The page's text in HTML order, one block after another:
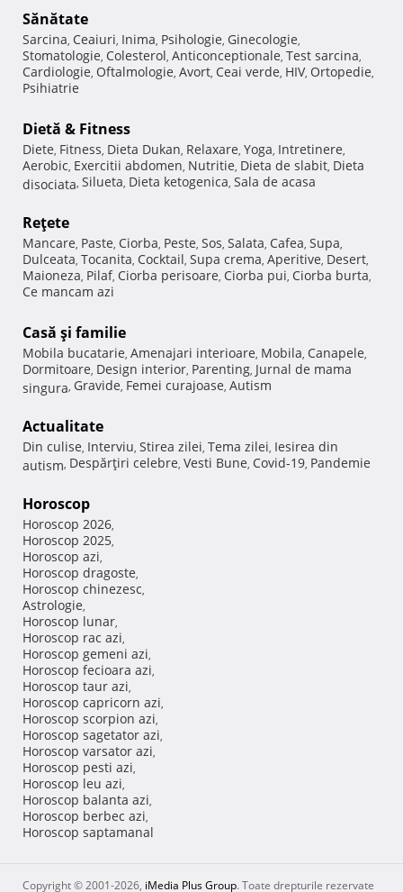
Sănătate
Sarcina, Ceaiuri, Inima, Psihologie, Ginecologie,
Stomatologie, Colesterol, Anticonceptionale, Test sarcina,
Cardiologie, Oftalmologie, Avort, Ceai verde, HIV, Ortopedie,
Psihiatrie
Dietă & Fitness
Diete, Fitness, Dieta Dukan, Relaxare, Yoga, Intretinere,
Aerobic, Exercitii abdomen, Nutritie, Dieta de slabit, Dieta
disociata, Silueta, Dieta ketogenica, Sala de acasa
Reţete
Mancare, Paste, Ciorba, Peste, Sos, Salata, Cafea, Supa,
Dulceata, Tocanita, Cocktail, Supa crema, Aperitive, Desert,
Maioneza, Pilaf, Ciorba perisoare, Ciorba pui, Ciorba burta,
Ce mancam azi
Casă şi familie
Mobila bucatarie, Amenajari interioare, Mobila, Canapele,
Dormitoare, Design interior, Parenting, Jurnal de mama
singura, Gravide, Femei curajoase, Autism
Actualitate
Din culise, Interviu, Stirea zilei, Tema zilei, Iesirea din
autism, Despărţiri celebre, Vesti Bune, Covid-19, Pandemie
Horoscop
Horoscop 2026,
Horoscop 2025,
Horoscop azi,
Horoscop dragoste,
Horoscop chinezesc,
Astrologie,
Horoscop lunar,
Horoscop rac azi,
Horoscop gemeni azi,
Horoscop fecioara azi,
Horoscop taur azi,
Horoscop capricorn azi,
Horoscop scorpion azi,
Horoscop sagetator azi,
Horoscop varsator azi,
Horoscop pesti azi,
Horoscop leu azi,
Horoscop balanta azi,
Horoscop berbec azi,
Horoscop saptamanal
Copyright © 2001-2026, iMedia Plus Group. Toate drepturile rezervate